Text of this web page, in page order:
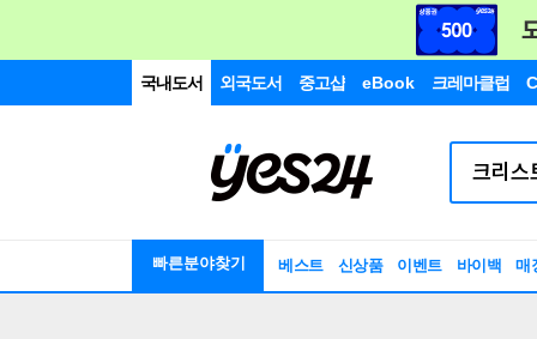
국내도서 외국도서 중고샵 eBook 크레마클럽
빠른분야찾기 베스트 신상품 이벤트 바이백 매